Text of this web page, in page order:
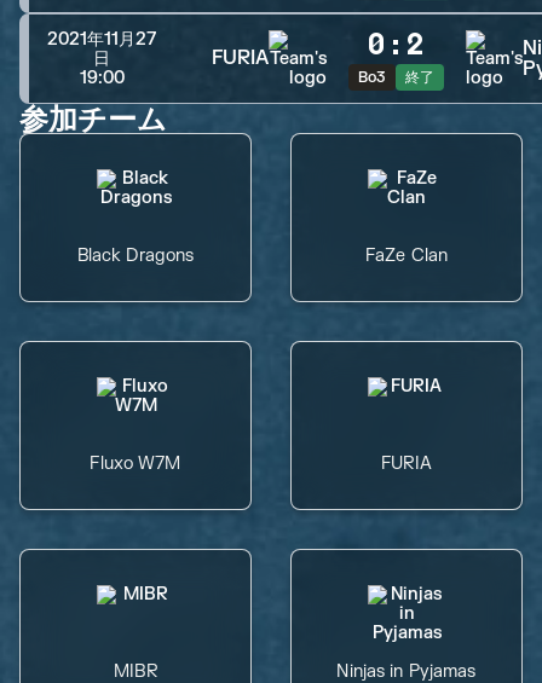
2021年11月27
日
19:00
FURIA 0 : 2
Bo3 終了
参加チーム
Black Dragons FaZe Clan
Fluxo W7M FURIA
MIBR Ninjas in Pyjamas